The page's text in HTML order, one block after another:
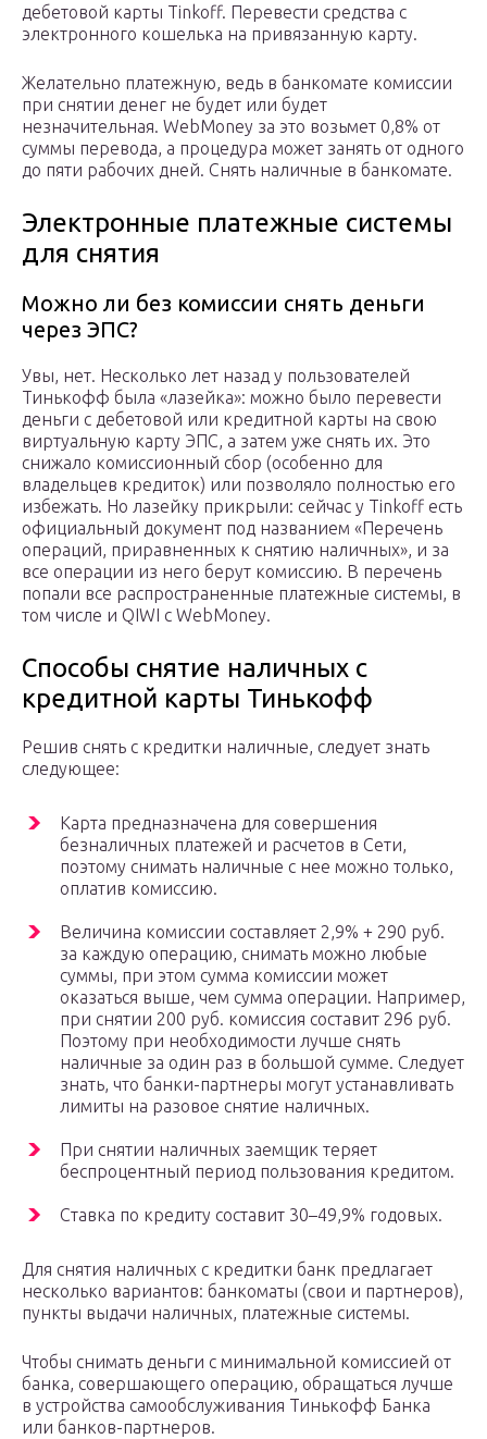
дебетовой карты Tinkoff. Перевести средства с
электронного кошелька на привязанную карту.
Желательно платежную, ведь в банкомате комиссии
при снятии денег не будет или будет
незначительная. WebMoney за это возьмет 0,8% от
суммы перевода, а процедура может занять от одного
до пяти рабочих дней. Снять наличные в банкомате.
Электронные платежные системы
для снятия
Можно ли без комиссии снять деньги
через ЭПС?
Увы, нет. Несколько лет назад у пользователей
Тинькофф была «лазейка»: можно было перевести
деньги с дебетовой или кредитной карты на свою
виртуальную карту ЭПС, а затем уже снять их. Это
снижало комиссионный сбор (особенно для
владельцев кредиток) или позволяло полностью его
избежать. Но лазейку прикрыли: сейчас у Tinkoff есть
официальный документ под названием «Перечень
операций, приравненных к снятию наличных», и за
все операции из него берут комиссию. В перечень
попали все распространенные платежные системы, в
том числе и QIWI с WebMoney.
Способы снятие наличных с
кредитной карты Тинькофф
Решив снять с кредитки наличные, следует знать
следующее:
Карта предназначена для совершения
безналичных платежей и расчетов в Сети,
поэтому снимать наличные с нее можно только,
оплатив комиссию.
Величина комиссии составляет 2,9% + 290 руб.
за каждую операцию, снимать можно любые
суммы, при этом сумма комиссии может
оказаться выше, чем сумма операции. Например,
при снятии 200 руб. комиссия составит 296 руб.
Поэтому при необходимости лучше снять
наличные за один раз в большой сумме. Следует
знать, что банки-партнеры могут устанавливать
лимиты на разовое снятие наличных.
При снятии наличных заемщик теряет
беспроцентный период пользования кредитом.
Ставка по кредиту составит 30–49,9% годовых.
Для снятия наличных с кредитки банк предлагает
несколько вариантов: банкоматы (свои и партнеров),
пункты выдачи наличных, платежные системы.
Чтобы снимать деньги с минимальной комиссией от
банка, совершающего операцию, обращаться лучше
в устройства самообслуживания Тинькофф Банка
или банков-партнеров.